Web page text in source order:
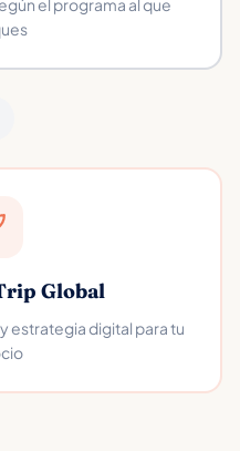
el programa al que
Global
estrategia digital para tu